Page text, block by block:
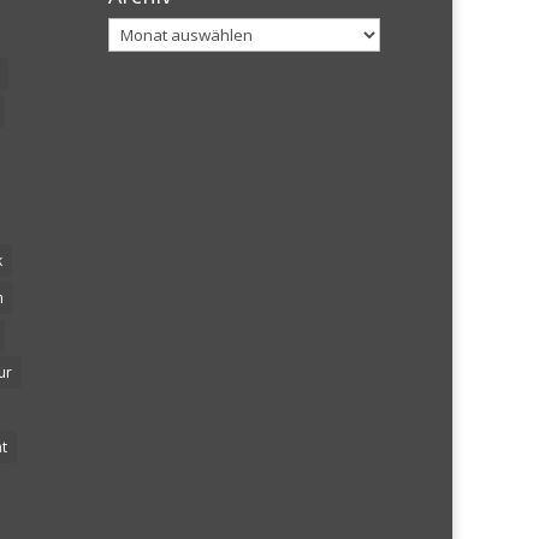
Archiv